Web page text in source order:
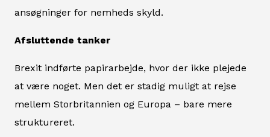
ansøgninger for nemheds skyld.
Afsluttende tanker
Brexit indførte papirarbejde, hvor der ikke plejede
at være noget. Men det er stadig muligt at rejse
mellem Storbritannien og Europa – bare mere
struktureret.